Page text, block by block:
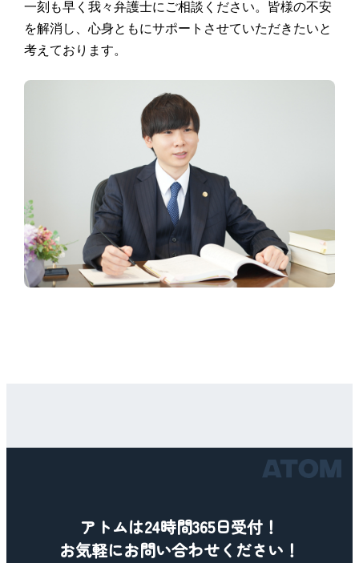
一刻も早く我々弁護士にご相談ください。皆様の不安
を解消し、心身ともにサポートさせていただきたいと
考えております。
アトムは24時間365日受付！
お気軽にお問い合わせください！